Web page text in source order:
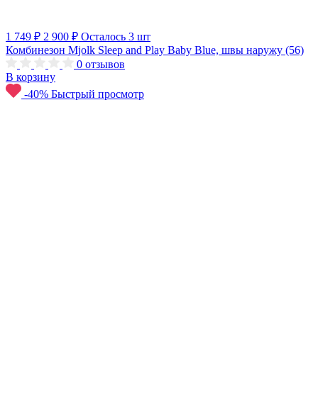
1 749 ₽ 2 900 ₽ Осталось 3 шт
Комбинезон Mjolk Sleep and Play Baby Blue, швы наружу (56)
0 отзывов
В корзину
-40% Быстрый просмотр